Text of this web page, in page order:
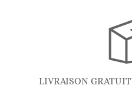
LIVRAISON